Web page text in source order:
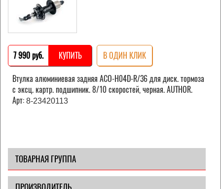
7 990 pуб. КУПИТЬ В ОДИН КЛИК
Втулка алюминиевая задняя ACO-H04D-R/36 для диск. тормоза
с эксц. картр. подшипник. 8/10 скоростей, черная. AUTHOR.
Арт: 8-23420113
ТОВАРНАЯ ГРУППА